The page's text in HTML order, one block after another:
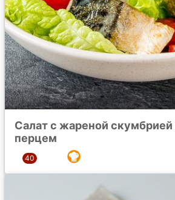
Салат с жареной
перцем